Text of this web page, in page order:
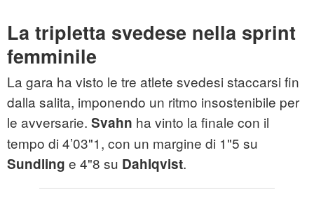
La tripletta svedese nella sprint
femminile
La gara ha visto le tre atlete svedesi staccarsi fin
dalla salita, imponendo un ritmo insostenibile per
le avversarie. Svahn ha vinto la finale con il
tempo di 4’03"1, con un margine di 1"5 su
Sundling e 4"8 su Dahlqvist.